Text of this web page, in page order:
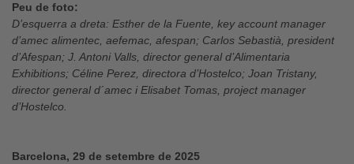
Peu de foto:
D’esquerra a dreta: Esther de la Fuente, key account manager
d’amec alimentec, aefemac, afespan; Carlos Sebastià, president
d’Afespan; J. Antoni Valls, director general d’Alimentaria
Exhibitions; Céline Perez, directora d’Hostelco; Joan Tristany,
director general d´amec i Elisabet Tomas, project manager
d’Hostelco.
Barcelona, 29 de setembre de 2025